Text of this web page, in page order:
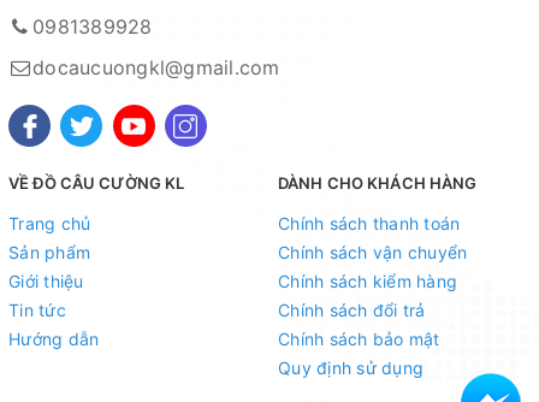
0981389928
docaucuongkl@gmail.com
VỀ ĐỒ CÂU CƯỜNG KL
Trang chủ
Sản phẩm
Giới thiệu
Tin tức
Hướng dẫn
DÀNH CHO KHÁCH HÀNG
Chính sách thanh toán
Chính sách vận chuyển
Chính sách kiểm hàng
Chính sách đổi trả
Chính sách bảo mật
Quy định sử dụng